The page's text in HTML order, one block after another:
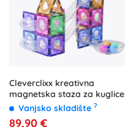
Cleverclixx kreativna
magnetska staza za kuglice
pastelna 70 dijelova
Vanjsko skladište ?
89,90 €